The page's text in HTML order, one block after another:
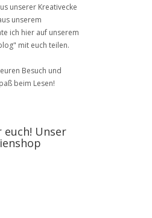
unserer Kreativecke
unserem
ich hier auf unserem
mit euch teilen.
Besuch und
beim Lesen!
euch! Unser